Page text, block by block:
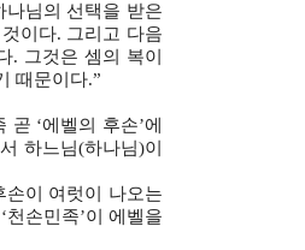
님의 선택을 받은
이다. 그리고 다음
. 그것은 셈의 복이
때문이다.”
‘에벨의 후손’에
하느님(하나님)이
이 여럿이 나오는
손민족’이 에벨을